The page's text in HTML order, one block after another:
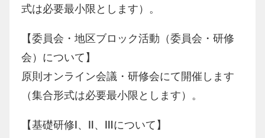
式は必要最小限とします）。
【委員会・地区ブロック活動（委員会・研修
会）について】
原則オンライン会議・研修会にて開催します
（集合形式は必要最小限とします）。
【基礎研修Ⅰ、Ⅱ、Ⅲについて】